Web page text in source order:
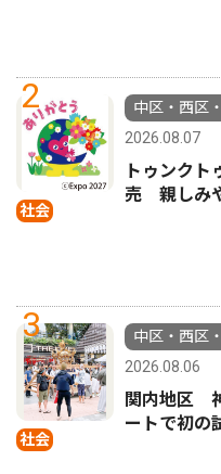
2
社会
中区・西区
2026.08.07
トゥンク
売 親しみ
3
社会
中区・西区
2026.08.06
関内地区
ートで初の